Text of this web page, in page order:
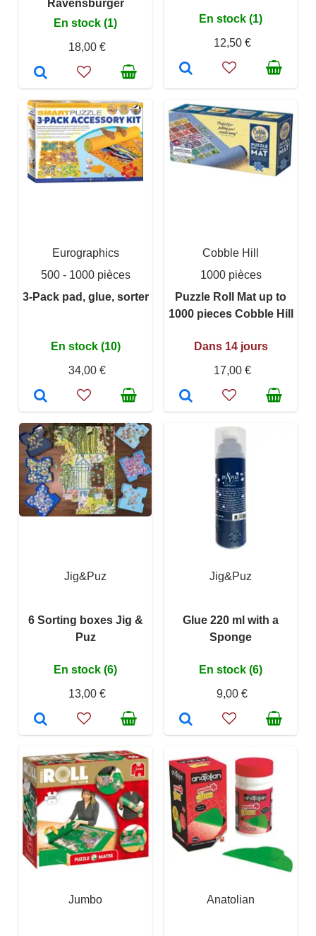
Ravensburger
En stock (1)
18,00 €
En stock (1)
12,50 €
Eurographics
500 - 1000 pièces
3-Pack pad, glue, sorter
En stock (10)
34,00 €
Cobble Hill
1000 pièces
Puzzle Roll Mat up to
1000 pieces Cobble Hill
Dans 14 jours
17,00 €
Jig&Puz
6 Sorting boxes Jig &
Puz
En stock (6)
13,00 €
Jig&Puz
Glue 220 ml with a
Sponge
En stock (6)
9,00 €
Jumbo Anatolian